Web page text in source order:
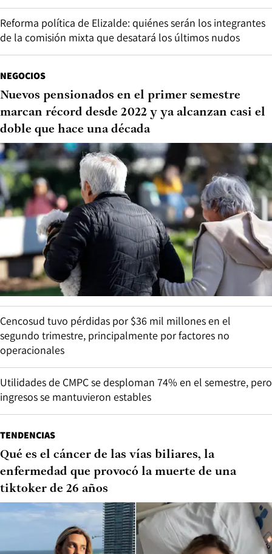
Reforma política de Elizalde: quiénes serán los integrantes
de la comisión mixta que desatará los últimos nudos
NEGOCIOS
Nuevos pensionados en el primer semestre
marcan récord desde 2022 y ya alcanzan casi el
doble que hace una década
Cencosud tuvo pérdidas por $36 mil millones en el
segundo trimestre, principalmente por factores no
operacionales
Utilidades de CMPC se desploman 74% en el semestre, pero
ingresos se mantuvieron estables
TENDENCIAS
Qué es el cáncer de las vías biliares, la
enfermedad que provocó la muerte de una
tiktoker de 26 años